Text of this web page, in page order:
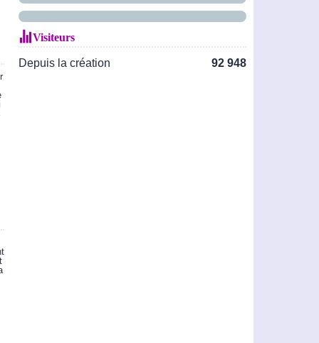
Visiteurs
Depuis la création 92 948